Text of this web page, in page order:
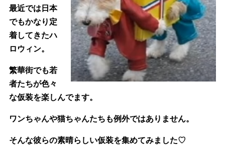
最近では日本
でもかなり定
着してきたハ
ロウィン。
繁華街でも若
者たちが色々
な仮装を楽しんでます。
ワンちゃんや猫ちゃんたちも例外ではありません。
そんな彼らの素晴らしい仮装を集めてみました♡